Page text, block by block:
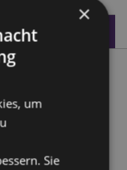
Dinosaurier
×
um
Sie